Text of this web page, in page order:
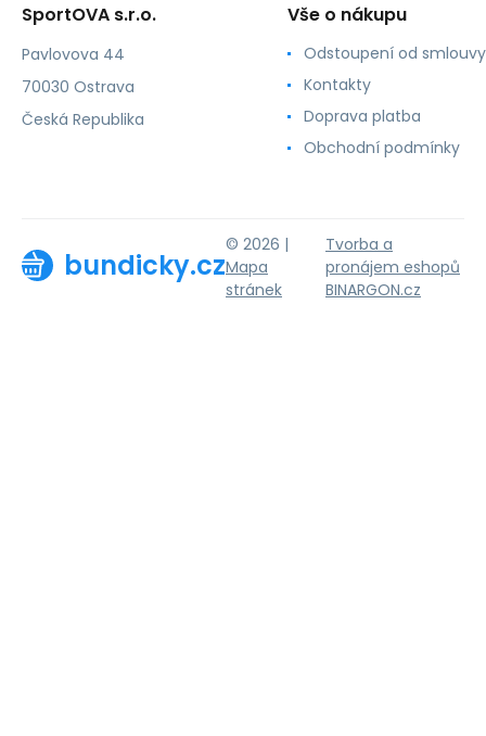
SportOVA s.r.o.
Pavlovova 44
70030 Ostrava
Česká Republika
Vše o nákupu
Odstoupení od smlouvy
Kontakty
Doprava platba
Obchodní podmínky
bundicky.cz
© 2026 |
Mapa
stránek
Tvorba a
pronájem eshopů
BINARGON.cz